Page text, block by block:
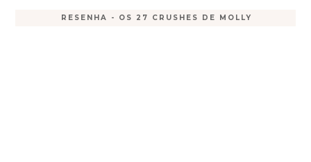
RESENHA - OS 27 CRUSHES DE MOLLY